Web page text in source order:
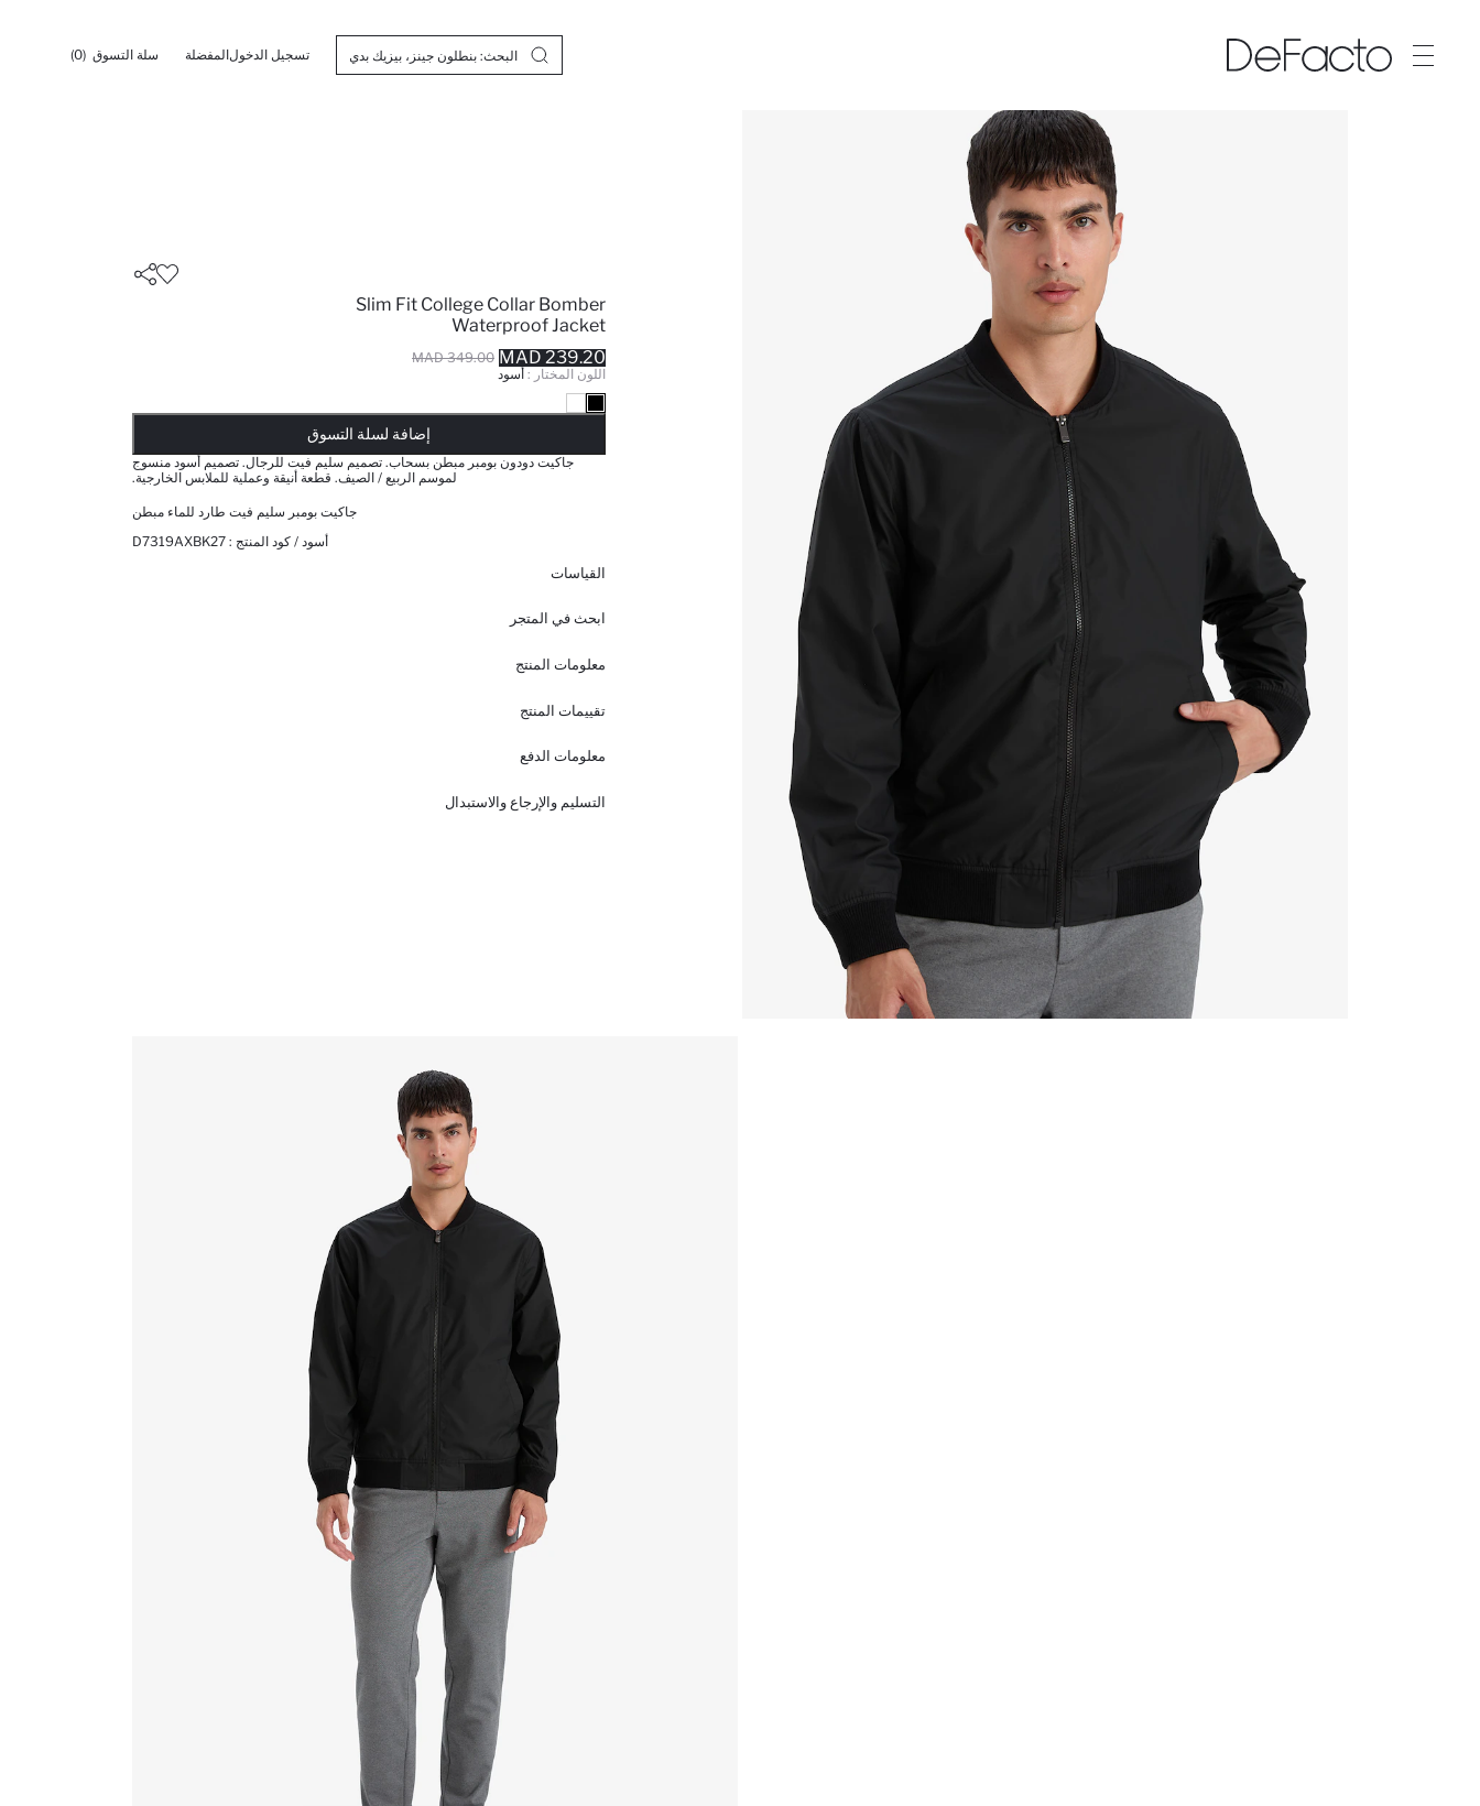
تسجيل الدخولالمفضلة سلة التسوق (0)
Slim Fit College Collar Bomber
Waterproof Jacket
349.00 MAD 239.20 MAD
اللون المختار : أسود
إضافة لسلة التسوق
جاكيت دودون بومبر مبطن بسحاب. تصميم سليم فيت للرجال. تصميم أسود منسوج
لموسم الربيع / الصيف. قطعة أنيقة وعملية للملابس الخارجية.
جاكيت بومبر سليم فيت طارد للماء مبطن
أسود / كود المنتج : D7319AXBK27
القياسات
ابحث في المتجر
معلومات المنتج
تقييمات المنتج
معلومات الدفع
التسليم والإرجاع والاستبدال